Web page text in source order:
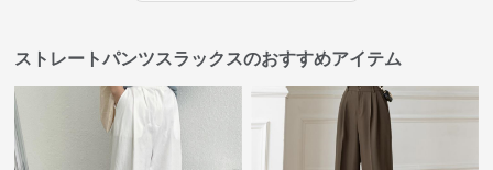
ストレートパンツスラックスのおすすめアイテム